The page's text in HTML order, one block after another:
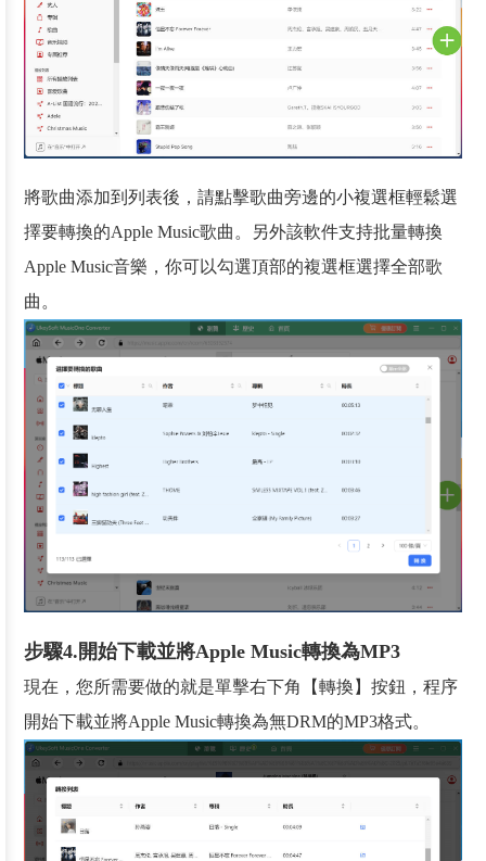
將歌曲添加到列表後，請點擊歌曲旁邊的小複選框輕鬆選
擇要轉換的Apple Music歌曲。另外該軟件支持批量轉換
Apple Music音樂，你可以勾選頂部的複選框選擇全部歌
曲。
步驟4.開始下載並將Apple Music轉換為MP3
現在，您所需要做的就是單擊右下角【轉換】按鈕，程序
開始下載並將Apple Music轉換為無DRM的MP3格式。